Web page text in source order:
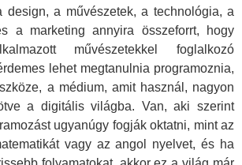
design, a művészetek, a technológia, a
a marketing annyira összeforrt, hogy
művészetekkel foglalkozó
lehet megtanulnia programoznia,
a médium, amit használ, nagyon
a digitális világba. Van, aki szerint
ugyanúgy fogják oktatni, mint az
vagy az angol nyelvet, és ha